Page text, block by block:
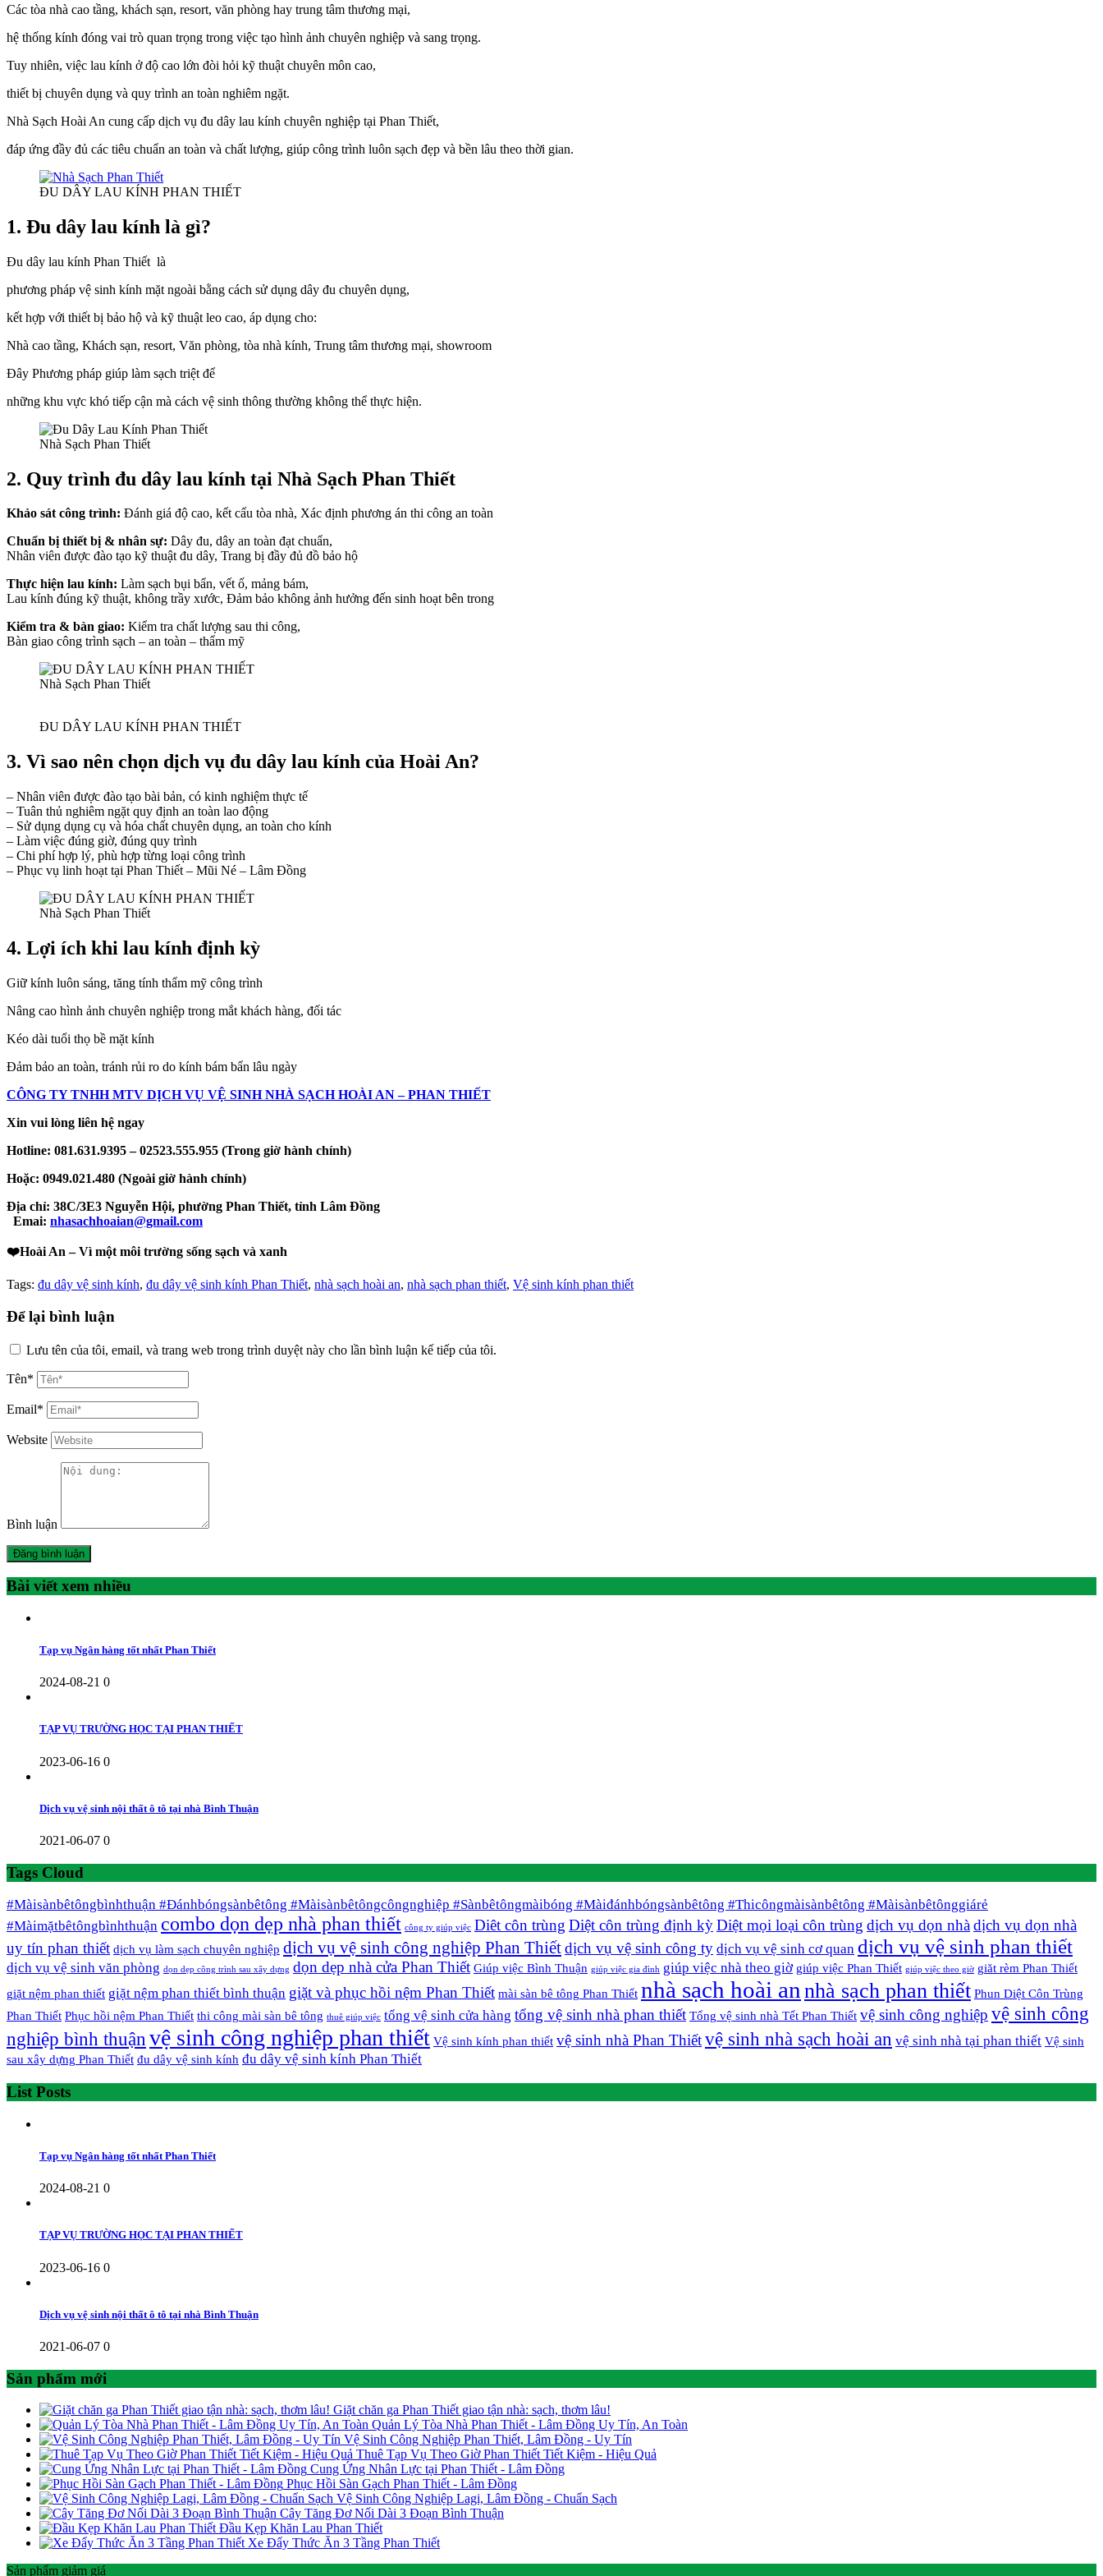
Các tòa nhà cao tầng, khách sạn, resort, văn phòng hay trung tâm thương mại,
hệ thống kính đóng vai trò quan trọng trong việc tạo hình ảnh chuyên nghiệp và sang trọng.
Tuy nhiên, việc lau kính ở độ cao lớn đòi hỏi kỹ thuật chuyên môn cao,
thiết bị chuyên dụng và quy trình an toàn nghiêm ngặt.
Nhà Sạch Hoài An cung cấp dịch vụ đu dây lau kính chuyên nghiệp tại Phan Thiết,
đáp ứng đầy đủ các tiêu chuẩn an toàn và chất lượng, giúp công trình luôn sạch đẹp và bền lâu theo thời gian.
ĐU DÂY LAU KÍNH PHAN THIẾT
1. Đu dây lau kính là gì?
Đu dây lau kính Phan Thiết là
phương pháp vệ sinh kính mặt ngoài bằng cách sử dụng dây đu chuyên dụng,
kết hợp với thiết bị bảo hộ và kỹ thuật leo cao, áp dụng cho:
Nhà cao tầng, Khách sạn, resort, Văn phòng, tòa nhà kính, Trung tâm thương mại, showroom
Đây Phương pháp giúp làm sạch triệt để
những khu vực khó tiếp cận mà cách vệ sinh thông thường không thể thực hiện.
Nhà Sạch Phan Thiết
2. Quy trình đu dây lau kính tại Nhà Sạch Phan Thiết
Khảo sát công trình: Đánh giá độ cao, kết cấu tòa nhà, Xác định phương án thi công an toàn
Chuẩn bị thiết bị & nhân sự: Dây đu, dây an toàn đạt chuẩn,
Nhân viên được đào tạo kỹ thuật đu dây, Trang bị đầy đủ đồ bảo hộ
Thực hiện lau kính: Làm sạch bụi bẩn, vết ố, mảng bám,
Lau kính đúng kỹ thuật, không trầy xước, Đảm bảo không ảnh hưởng đến sinh hoạt bên trong
Kiểm tra & bàn giao: Kiểm tra chất lượng sau thi công,
Bàn giao công trình sạch – an toàn – thẩm mỹ
Nhà Sạch Phan Thiết
ĐU DÂY LAU KÍNH PHAN THIẾT
3. Vì sao nên chọn dịch vụ đu dây lau kính của Hoài An?
– Nhân viên được đào tạo bài bản, có kinh nghiệm thực tế
– Tuân thủ nghiêm ngặt quy định an toàn lao động
– Sử dụng dụng cụ và hóa chất chuyên dụng, an toàn cho kính
– Làm việc đúng giờ, đúng quy trình
– Chi phí hợp lý, phù hợp từng loại công trình
– Phục vụ linh hoạt tại Phan Thiết – Mũi Né – Lâm Đồng
Nhà Sạch Phan Thiết
4. Lợi ích khi lau kính định kỳ
Giữ kính luôn sáng, tăng tính thẩm mỹ công trình
Nâng cao hình ảnh chuyên nghiệp trong mắt khách hàng, đối tác
Kéo dài tuổi thọ bề mặt kính
Đảm bảo an toàn, tránh rủi ro do kính bám bẩn lâu ngày
CÔNG TY TNHH MTV DỊCH VỤ VỆ SINH NHÀ SẠCH HOÀI AN – PHAN THIẾT
Xin vui lòng liên hệ ngay
Hotline: 081.631.9395 – 02523.555.955 (Trong giờ hành chính)
Hoặc: 0949.021.480 (Ngoài giờ hành chính)
Địa chỉ: 38C/3E3 Nguyễn Hội, phường Phan Thiết, tỉnh Lâm Đồng
Emai: nhasachhoaian@gmail.com
❤️Hoài An – Vì một môi trường sống sạch và xanh
Tags: đu dây vệ sinh kính, đu dây vệ sinh kính Phan Thiết, nhà sạch hoài an, nhà sạch phan thiết, Vệ sinh kính phan thiết
Để lại bình luận
Lưu tên của tôi, email, và trang web trong trình duyệt này cho lần bình luận kế tiếp của tôi.
Tên*
Email*
Website
Bình luận
Bài viết xem nhiều
Tạp vụ Ngân hàng tốt nhất Phan Thiết
2024-08-21 0
TẠP VỤ TRƯỜNG HỌC TẠI PHAN THIẾT
2023-06-16 0
Dịch vụ vệ sinh nội thất ô tô tại nhà Bình Thuận
2021-06-07 0
Tags Cloud
#Màisànbêtôngbìnhthuận #Đánhbóngsànbêtông #Màisànbêtôngcôngnghiệp #Sànbêtôngmàibóng #Màiđánhbóngsànbêtông #Thicôngmàisànbêtông #Màisànbêtônggiárẻ
#Màimặtbêtôngbìnhthuận combo dọn dẹp nhà phan thiết công ty giúp việc Diêt côn trùng Diệt côn trùng định kỳDiệt mọi loại côn trùng dịch vụ dọn nhàdịch vụ dọn nhà
uy tín phan thiết dịch vụ làm sạch chuyên nghiệp dịch vụ vệ sinh công nghiệp Phan Thiếtdịch vụ vệ sinh công ty dịch vụ vệ sinh cơ quan dịch vụ vệ sinh phan thiết
dịch vụ vệ sinh văn phòng dọn dẹp công trình sau xây dựng dọn dẹp nhà cửa Phan Thiết Giúp việc Bình Thuận giúp việc gia đình giúp việc nhà theo giờ giúp việc Phan Thiết giúp việc theo giờ giăt rèm Phan Thiết
giặt nệm phan thiết giặt nệm phan thiết bình thuận giặt và phục hồi nệm Phan Thiết mài sàn bê tông Phan Thiết nhà sạch hoài annhà sạch phan thiết Phun Diệt Côn Trùng
Phan Thiết Phục hồi nệm Phan Thiết thi công mài sàn bê tông thuê giúp việc tổng vệ sinh cửa hàng tổng vệ sinh nhà phan thiết Tổng vệ sinh nhà Tết Phan Thiết vệ sinh công nghiệp vệ sinh công
nghiệp bình thuận vệ sinh công nghiệp phan thiết Vệ sinh kính phan thiết vệ sinh nhà Phan Thiếtvệ sinh nhà sạch hoài an vệ sinh nhà tại phan thiết Vệ sinh
sau xây dựng Phan Thiết đu dây vệ sinh kính đu dây vệ sinh kính Phan Thiết
List Posts
Tạp vụ Ngân hàng tốt nhất Phan Thiết
2024-08-21 0
TẠP VỤ TRƯỜNG HỌC TẠI PHAN THIẾT
2023-06-16 0
Dịch vụ vệ sinh nội thất ô tô tại nhà Bình Thuận
2021-06-07 0
Sản phẩm mới
Giặt chăn ga Phan Thiết giao tận nhà: sạch, thơm lâu!
Quản Lý Tòa Nhà Phan Thiết - Lâm Đồng Uy Tín, An Toàn
Vệ Sinh Công Nghiệp Phan Thiết, Lâm Đồng - Uy Tín
Thuê Tạp Vụ Theo Giờ Phan Thiết Tiết Kiệm - Hiệu Quả
Cung Ứng Nhân Lực tại Phan Thiết - Lâm Đồng
Phục Hồi Sàn Gạch Phan Thiết - Lâm Đồng
Vệ Sinh Công Nghiệp Lagi, Lâm Đồng - Chuẩn Sạch
Cây Tăng Đơ Nối Dài 3 Đoạn Bình Thuận
Đầu Kẹp Khăn Lau Phan Thiết
Xe Đẩy Thức Ăn 3 Tầng Phan Thiết
Sản phẩm giảm giá